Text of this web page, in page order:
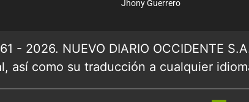
Jhony Guerrero
- 2026. NUEVO DIARIO OCCIDENTE
así como su traducción a cualquier